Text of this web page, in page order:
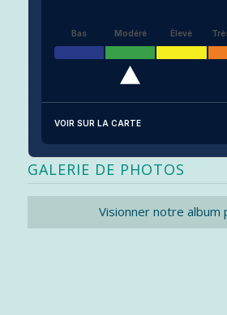
Bas Modéré Élevé
VOIR SUR LA CARTE
GALERIE DE PHOTOS
Visionner notre album